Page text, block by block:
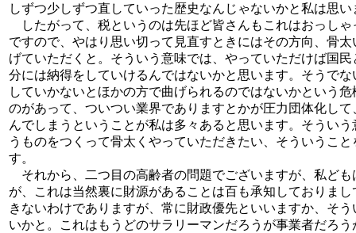
しずつ少しずつ直していった歴史なんじゃないかと私は思い
したがって、税というのは先ほど皆さんもこれはおっし
ですので、やはり思い切って見直すときにはその方向、骨
げていただくと。そういう意味では、やっていただけば国
分には納得をしていけるんではないかと思います。そうで
していかないとほかの方で曲げられるのではないかという
のがあって、ついつい業界でありますとかが圧力団体化し
んでしまうということが私は多々あると思います。そうい
うものをつくって骨太くやっていただきたい、そういうこ
す。
それから、二つ目の高齢者の問題でございますが、私ども
が、これは当然裏に財源があることは百も承知しておりま
きないわけでありますが、常に財政優先といいますか、そ
いかと。これはもうどのサラリーマンだろうが事業者だろ